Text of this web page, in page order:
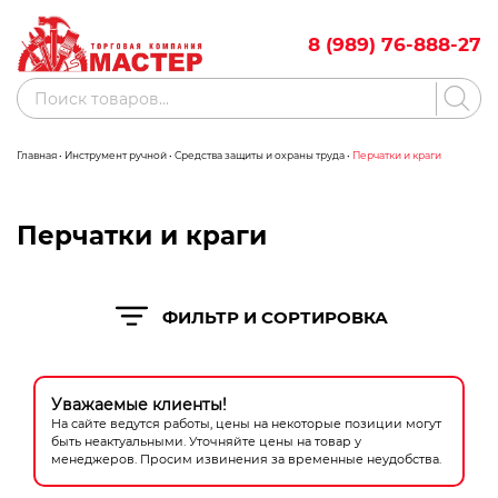
content
8 (989) 76-888-27
Акции Бренды
Измерительное оборудование
Клининговое оборудование
Компрессорное оборудование
Поиск
товаров
Главная• Инструмент ручной• Средства защиты и охраны труда• Перчатки и краги
Перчатки и краги
Уважаемые клиенты!
На сайте ведутся работы, цены на некоторые позиции могут
быть неактуальными. Уточняйте цены на товар у
менеджеров. Просим извинения за временные неудобства.
ФИЛЬТР И СОРТИРОВКА